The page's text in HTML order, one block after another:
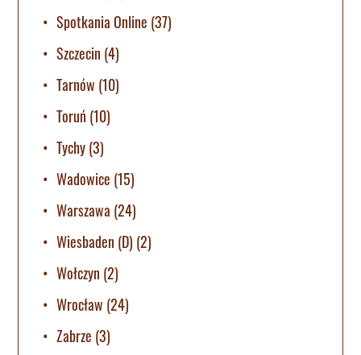
Spotkania Online (37)
Szczecin (4)
Tarnów (10)
Toruń (10)
Tychy(3)
Wadowice (15)
Warszawa (24)
Wiesbaden (D) (2)
Wołczyn (2)
Wrocław (24)
Zabrze (3)